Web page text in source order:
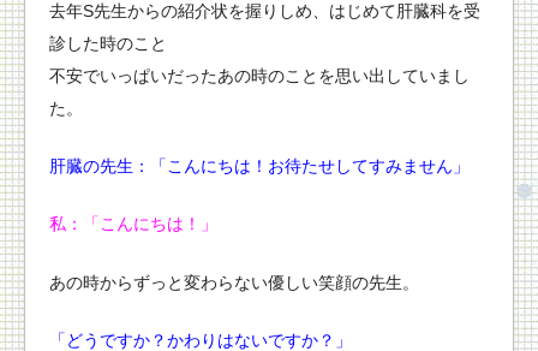
去年S先生からの紹介状を握りしめ、 はじめて肝臓科を受
診した時のこと
不安でいっぱいだったあの時のことを思い出していまし
た。
肝臓の先生：「こんにちは！お待たせしてすみません」
私：「こんにちは！」
あの時からずっと変わらない優しい笑顔の先生。
「どうですか？かわりはないですか？」